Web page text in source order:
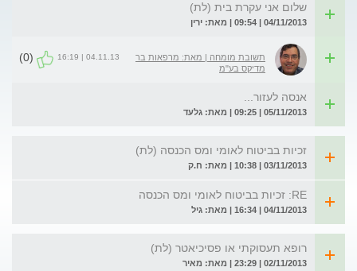
שלום אני עקרת בית (לת)
04/11/2013 | 09:54 | מאת: ירין
תשובת מומחה | מאת: מרפאות בר
מדיקס בע"מ
04.11.13 | 16:19
(0)
אנסה לעזור...
05/11/2013 | 09:25 | מאת: גלעד
זכיות בביטוח לאומי ומס הכנסה (לת)
03/11/2013 | 10:38 | מאת: ח.ק
RE: זכיות בביטוח לאומי ומס הכנסה
04/11/2013 | 16:34 | מאת: גיל
רופא תעסוקתי או פסיכיאטר (לת)
02/11/2013 | 23:29 | מאת: מאיר